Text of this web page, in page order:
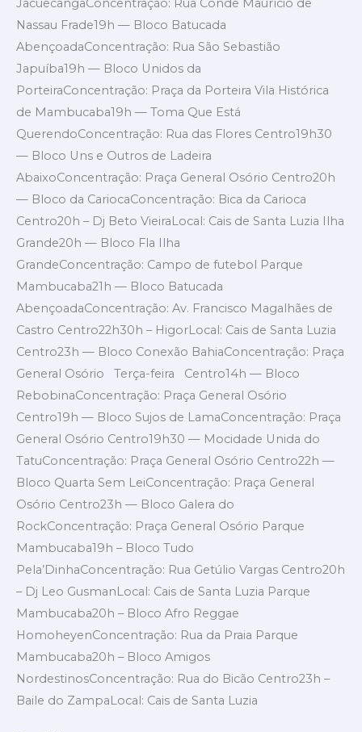
JacuecangaConcentração: Rua Conde Maurício de
Nassau Frade19h — Bloco Batucada
AbençoadaConcentração: Rua São Sebastião
Japuíba19h — Bloco Unidos da
PorteiraConcentração: Praça da Porteira Vila Histórica
de Mambucaba19h — Toma Que Está
QuerendoConcentração: Rua das Flores Centro19h30
— Bloco Uns e Outros de Ladeira
AbaixoConcentração: Praça General Osório Centro20h
— Bloco da CariocaConcentração: Bica da Carioca
Centro20h – Dj Beto VieiraLocal: Cais de Santa Luzia Ilha
Grande20h — Bloco Fla Ilha
GrandeConcentração: Campo de futebol Parque
Mambucaba21h — Bloco Batucada
AbençoadaConcentração: Av. Francisco Magalhães de
Castro Centro22h30h – HigorLocal: Cais de Santa Luzia
Centro23h — Bloco Conexão BahiaConcentração: Praça
General Osório Terça-feira Centro14h — Bloco
RebobinaConcentração: Praça General Osório
Centro19h — Bloco Sujos de LamaConcentração: Praça
General Osório Centro19h30 — Mocidade Unida do
TatuConcentração: Praça General Osório Centro22h —
Bloco Quarta Sem LeiConcentração: Praça General
Osório Centro23h — Bloco Galera do
RockConcentração: Praça General Osório Parque
Mambucaba19h – Bloco Tudo
Pela’DinhaConcentração: Rua Getúlio Vargas Centro20h
– Dj Leo GusmanLocal: Cais de Santa Luzia Parque
Mambucaba20h – Bloco Afro Reggae
HomoheyenConcentração: Rua da Praia Parque
Mambucaba20h – Bloco Amigos
NordestinosConcentração: Rua do Bicão Centro23h –
Baile do ZampaLocal: Cais de Santa Luzia